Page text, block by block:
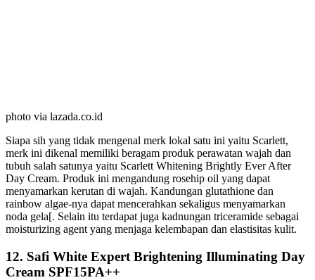
photo via lazada.co.id
Siapa sih yang tidak mengenal merk lokal satu ini yaitu Scarlett,
merk ini dikenal memiliki beragam produk perawatan wajah dan
tubuh salah satunya yaitu Scarlett Whitening Brightly Ever After
Day Cream. Produk ini mengandung rosehip oil yang dapat
menyamarkan kerutan di wajah. Kandungan glutathione dan
rainbow algae-nya dapat mencerahkan sekaligus menyamarkan
noda gela[. Selain itu terdapat juga kadnungan triceramide sebagai
moisturizing agent yang menjaga kelembapan dan elastisitas kulit.
12. Safi White Expert Brightening Illuminating Day
Cream SPF15PA++